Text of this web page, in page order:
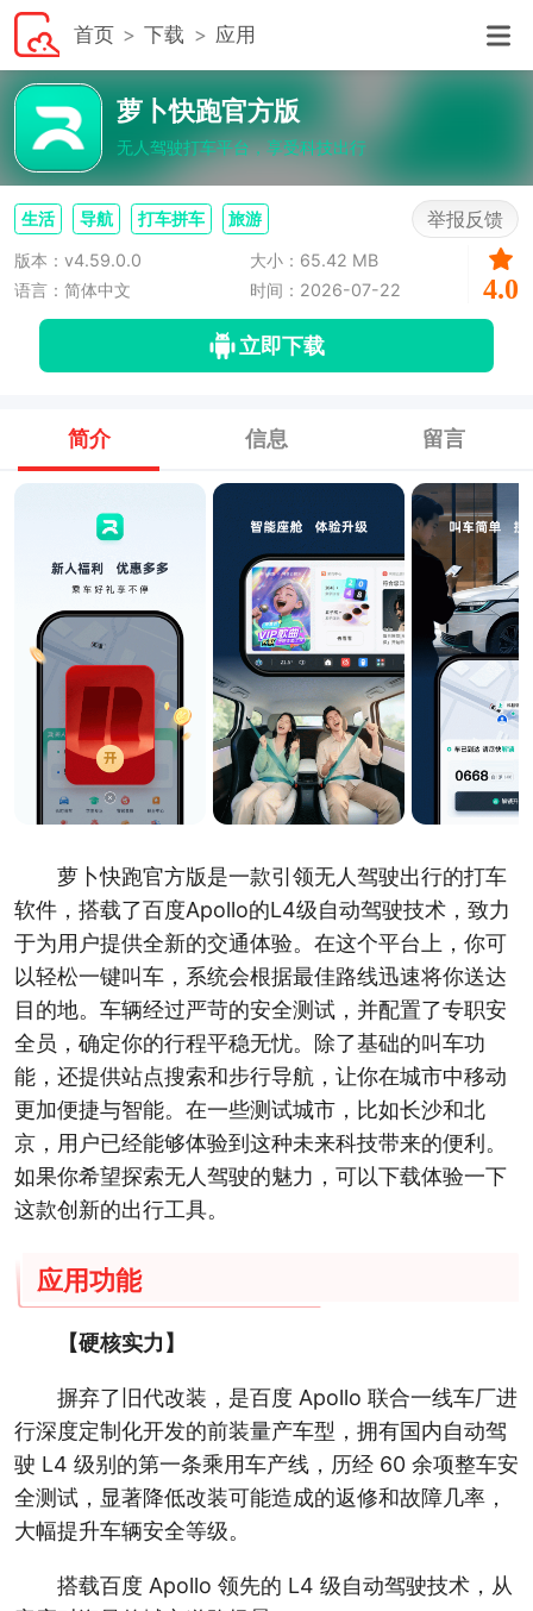
首页 下载 应用
萝卜快跑官方版
无人驾驶打车平台，享受科技出行
生活 导航 打车拼车 旅游 举报反馈
版本：v4.59.0.0
大小：65.42 MB
语言：简体中文
时间：2026-07-22 4.0
立即下载
简介 信息 留言
萝卜快跑官方版是一款引领无人驾驶出行的打车
软件，搭载了百度Apollo的L4级自动驾驶技术，致力
于为用户提供全新的交通体验。在这个平台上，你可
以轻松一键叫车，系统会根据最佳路线迅速将你送达
目的地。车辆经过严苛的安全测试，并配置了专职安
全员，确定你的行程平稳无忧。除了基础的叫车功
能，还提供站点搜索和步行导航，让你在城市中移动
更加便捷与智能。在一些测试城市，比如长沙和北
京，用户已经能够体验到这种未来科技带来的便利。
如果你希望探索无人驾驶的魅力，可以下载体验一下
这款创新的出行工具。
应用功能
【硬核实力】
摒弃了旧代改装，是百度 Apollo 联合一线车厂进
行深度定制化开发的前装量产车型，拥有国内自动驾
驶 L4 级别的第一条乘用车产线，历经 60 余项整车安
全测试，显著降低改装可能造成的返修和故障几率，
大幅提升车辆安全等级。
搭载百度 Apollo 领先的 L4 级自动驾驶技术，从